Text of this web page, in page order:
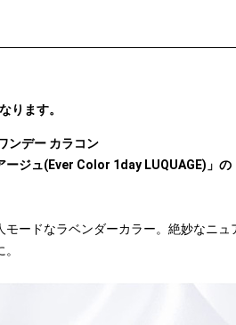
ります。
ンデー カラコン
ージュ(Ever Color 1day LUQUAGE)」
モードなラベンダーカラー。絶妙なニ